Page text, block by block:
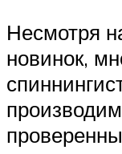
Несмотря
новинок,